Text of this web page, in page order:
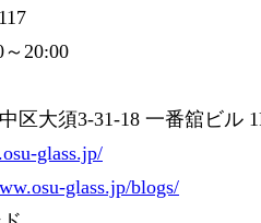
20:00
区大須3-31-18 一番舘ビル
glass.jp/
glass.jp/blogs/